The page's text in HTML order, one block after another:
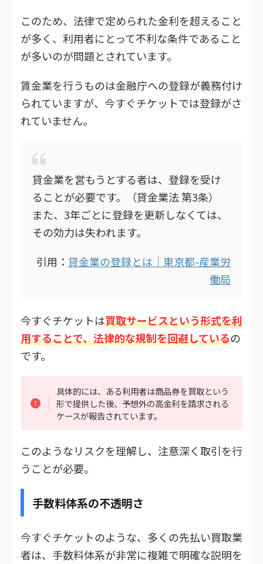
このため、法律で定められた金利を超えること
が多く、利用者にとって不利な条件であること
が多いのが問題とされています。
賃金業を行うものは金融庁への登録が義務付け
られていますが、今すぐチケットでは登録がさ
れていません。
貸金業を営もうとする者は、登録を受け
ることが必要です。（貸金業法 第3条）
また、3年ごとに登録を更新しなくては、
その効力は失われます。
引用： 貸金業の登録とは｜東京都-産業労
働局
今すぐチケットは買取サービスという形式を利
用することで、法律的な規制を回避しているの
です。
具体的には、ある利用者は商品券を買取という
形で提供した後、予想外の高金利を請求される
ケースが報告されています。
このようなリスクを理解し、注意深く取引を行
うことが必要。
手数料体系の不透明さ
今すぐチケットのような、多くの先払い買取業
者は、手数料体系が非常に複雑で明確な説明を